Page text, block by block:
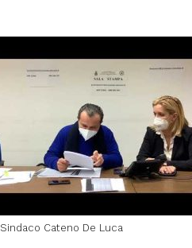
Sindaco Cateno De Luca